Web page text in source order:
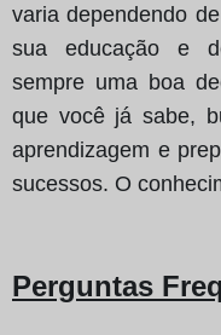
varia dependendo
sua educação e
sempre uma boa
que você já sabe,
aprendizagem e
sucessos. O
Perguntas